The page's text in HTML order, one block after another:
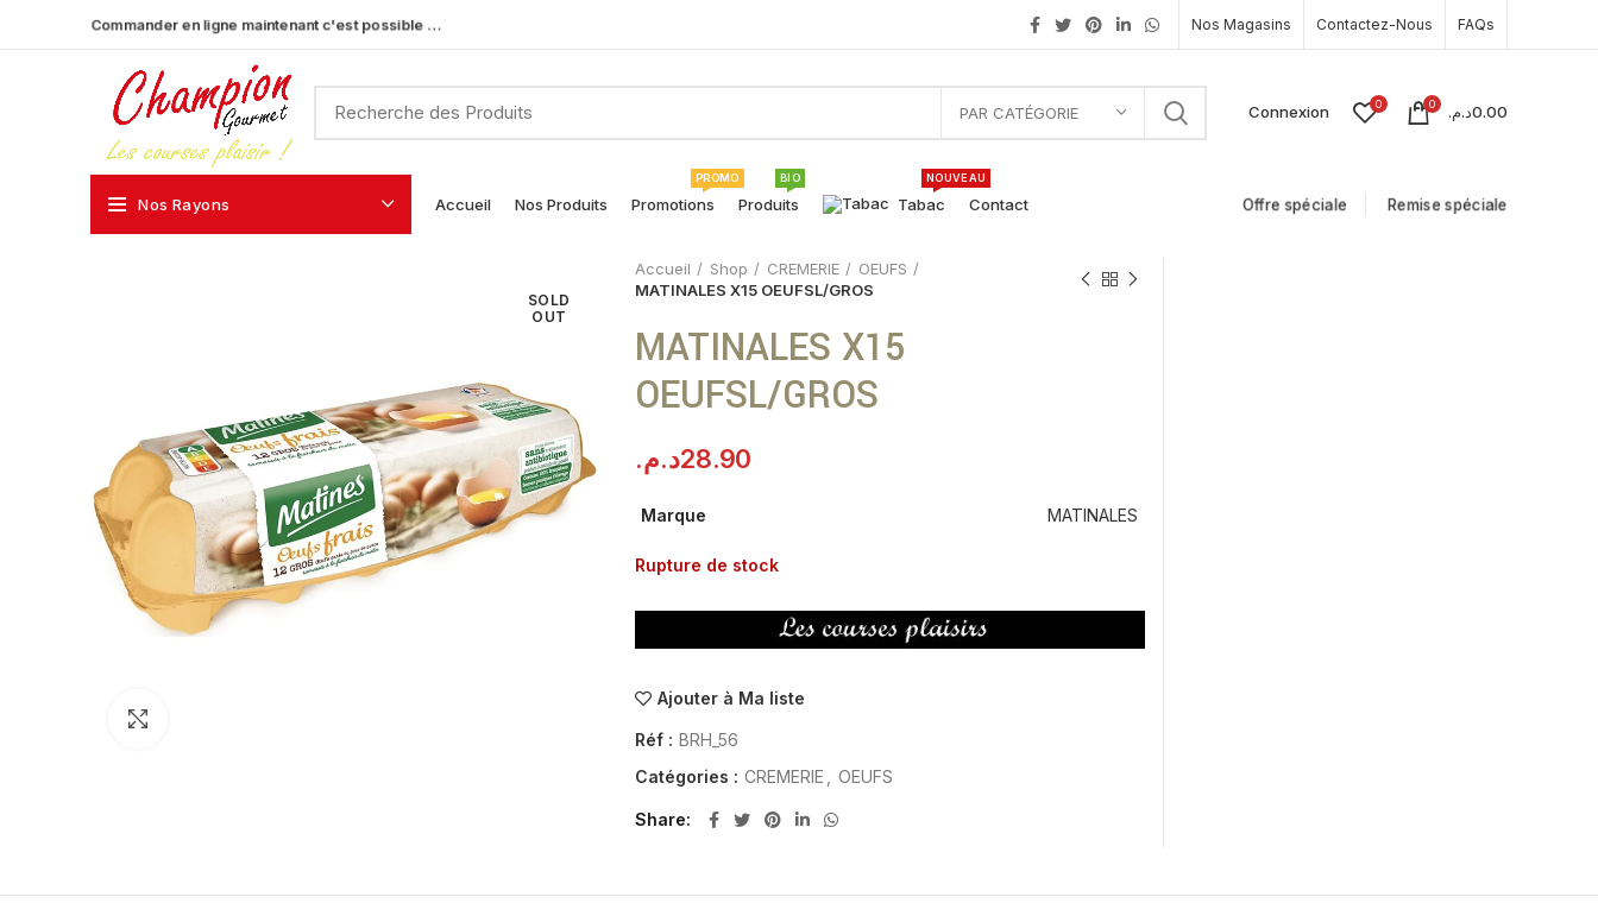
Commander en ligne maintenant c'est possible … Nos Magasins Contactez-Nous FAQs
PAR CATÉGORIE Connexion 0 0 0.00د.م.
Nos Rayons Accueil Nos Produits Promotions
PROMO
Produits
BIO
Tabac
NOUVEAU
Contact Offre spéciale Remise spéciale
SOLD
OUT
Accueil Shop CREMERIE
OEUFS
MATINALES X15 OEUFSL/GROS
MATINALES X15
OEUFSL/GROS
28.90د.م.
Marque MATINALES
Rupture de stock
Ajouter à Ma liste
Réf : BRH_56
Catégories : CREMERIE OEUFS
Share